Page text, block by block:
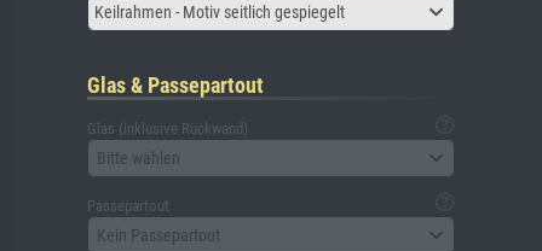
Keilrahmen - Motiv seitlich gespiegelt
Glas & Passepartout
Glas (inklusive Rückwand)
Bitte wählen
Passepartout
Kein Passepartout